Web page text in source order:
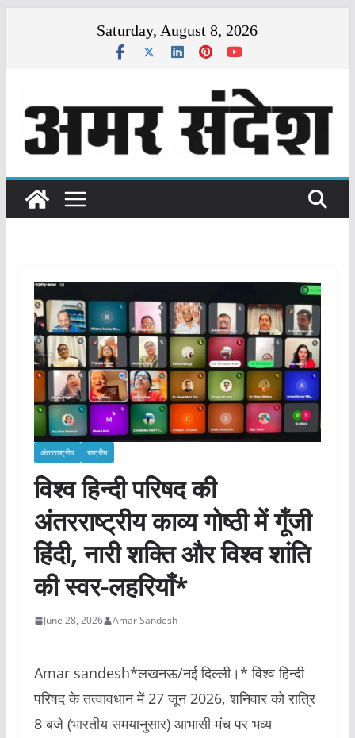
Saturday, August 8, 2026
अंतरराष्ट्रीय राष्ट्रीय
विश्व हिन्दी परिषद की
अंतरराष्ट्रीय काव्य गोष्ठी में गूँजी
हिंदी, नारी शक्ति और विश्व शांति
की स्वर-लहरियाँ*
June 28, 2026 Amar Sandesh
Amar sandesh*लखनऊ/नई दिल्ली।* विश्व हिन्दी
परिषद के तत्वावधान में 27 जून 2026, शनिवार को रात्रि
8 बजे (भारतीय समयानुसार) आभासी मंच पर भव्य